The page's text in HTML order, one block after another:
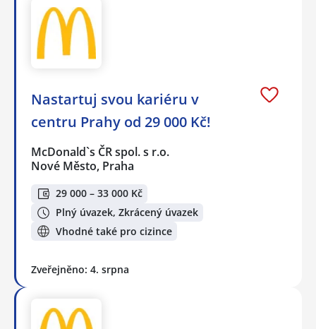
Nastartuj svou kariéru v
centru Prahy od 29 000 Kč!
McDonald`s ČR spol. s r.o.
Nové Město, Praha
29 000 – 33 000 Kč
Plný úvazek, Zkrácený úvazek
Vhodné také pro cizince
Zveřejněno: 4. srpna